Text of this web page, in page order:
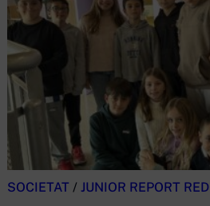
SOCIETAT / JUNIOR REPORT RED